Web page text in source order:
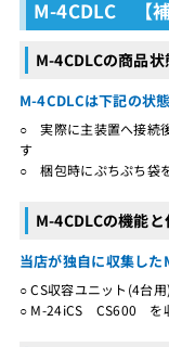
M-4CDLC 【補
M-4CDLCの商品状
M-4CDLCは下記の状
○ 実際に主装置へ接続
す
○ 梱包時にぷちぷち袋
M-4CDLCの機能と
当店が独自に収集した
○ CS収容ユニット(4台用)
○ M-24iCS CS600 を